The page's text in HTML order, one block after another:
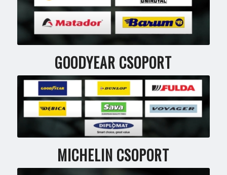
GOODYEAR CSOPORT
MICHELIN CSOPORT